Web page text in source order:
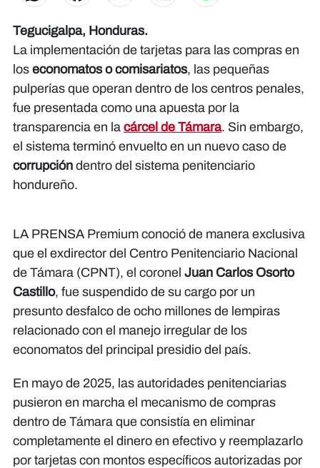
Tegucigalpa, Honduras.
La implementación de tarjetas para las compras en
los economatos o comisariatos, las pequeñas
pulperías que operan dentro de los centros penales,
fue presentada como una apuesta por la
transparencia en la cárcel de Támara. Sin embargo,
el sistema terminó envuelto en un nuevo caso de
corrupción dentro del sistema penitenciario
hondureño.
LA PRENSA Premium conoció de manera exclusiva
que el exdirector del Centro Penitenciario Nacional
de Támara (CPNT), el coronel Juan Carlos Osorto
Castillo, fue suspendido de su cargo por un
presunto desfalco de ocho millones de lempiras
relacionado con el manejo irregular de los
economatos del principal presidio del país.
En mayo de 2025, las autoridades penitenciarias
pusieron en marcha el mecanismo de compras
dentro de Támara que consistía en eliminar
completamente el dinero en efectivo y reemplazarlo
por tarjetas con montos específicos autorizadas por